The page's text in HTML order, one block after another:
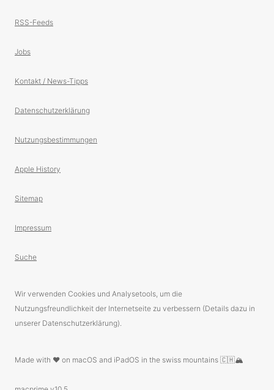
RSS-Feeds
Jobs
Kontakt / News-Tipps
Datenschutzerklärung
Nutzungsbestimmungen
Apple History
Sitemap
Impressum
Suche
Wir verwenden Cookies und Analysetools, um die
Nutzungsfreundlichkeit der Internetseite zu verbessern (Details dazu in
unserer Datenschutzerklärung).
Made with ❤️ on macOS and iPadOS in the swiss mountains 🇨🇭🏔